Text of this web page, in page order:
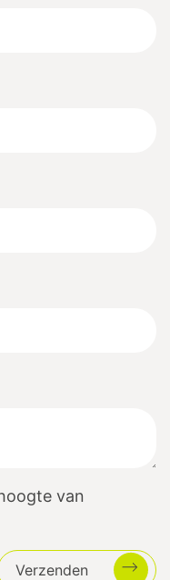
van
Verzenden